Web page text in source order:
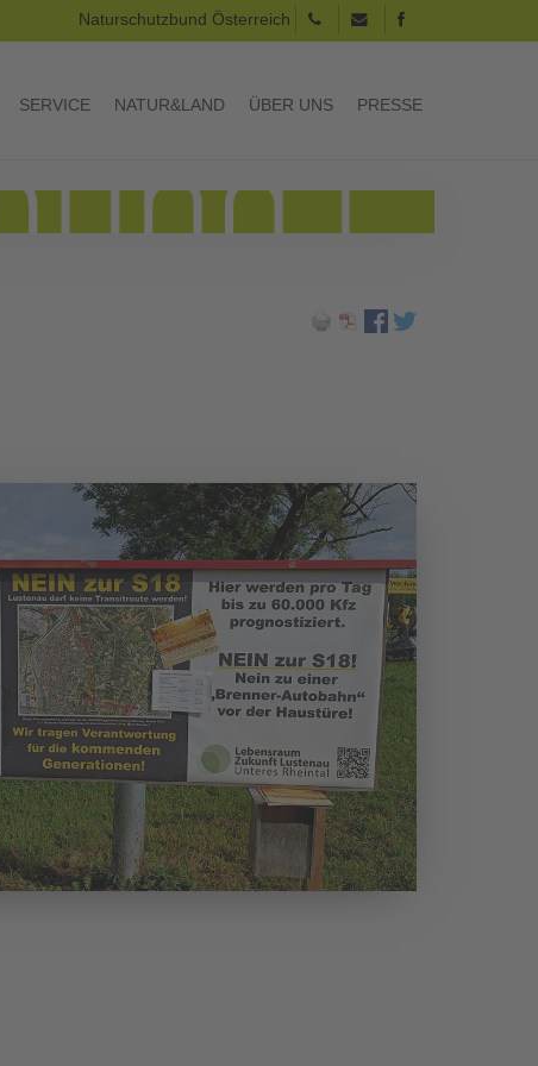
Naturschutzbund Österreich
SERVICE NATUR&LAND ÜBER UNS PRESSE